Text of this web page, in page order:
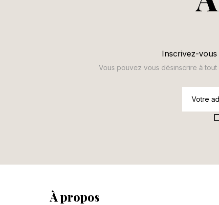
Inscrivez-
Vous pouvez vous désinscrire à
À propos